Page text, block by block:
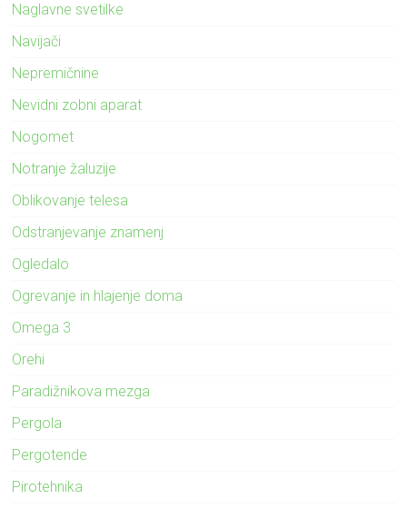
Naglavne svetilke
Navijači
Nepremičnine
Nevidni zobni aparat
Nogomet
Notranje žaluzije
Oblikovanje telesa
Odstranjevanje znamenj
Ogledalo
Ogrevanje in hlajenje doma
Omega 3
Orehi
Paradižnikova mezga
Pergola
Pergotende
Pirotehnika